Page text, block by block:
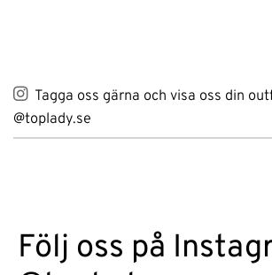
Tagga oss gärna och visa oss din
@toplady.se
Följ oss på